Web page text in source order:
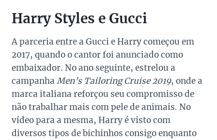
Harry Styles e Gucci
A parceria entre a Gucci e Harry começou em
2017, quando o cantor foi anunciado como
embaixador. No ano seguinte, estrelou a
campanha Men’s Tailoring Cruise 2019, onde a
marca italiana reforçou seu compromisso de
não trabalhar mais com pele de animais. No
vídeo para a mesma, Harry é visto com
diversos tipos de bichinhos consigo enquanto